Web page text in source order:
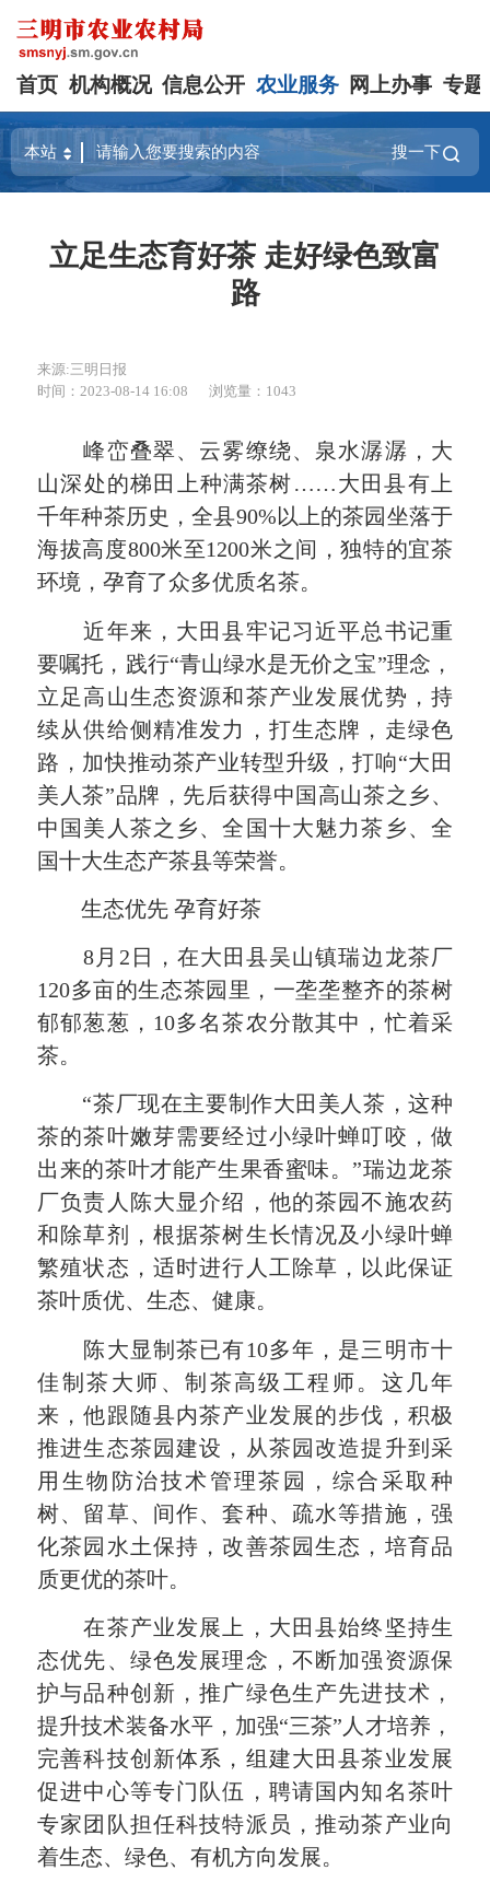
首页 机构概况 信息公开 农业服务 网上办事 专题
搜一下
立足生态育好茶 走好绿色致富
路
来源:三明日报
时间：2023-08-14 16:08
浏览量：1043
峰峦叠翠、云雾缭绕、泉水潺潺，大
山深处的梯田上种满茶树……大田县有上
千年种茶历史，全县90%以上的茶园坐落于
海拔高度800米至1200米之间，独特的宜茶
环境，孕育了众多优质名茶。
近年来，大田县牢记习近平总书记重
要嘱托，践行“青山绿水是无价之宝”理念，
立足高山生态资源和茶产业发展优势，持
续从供给侧精准发力，打生态牌，走绿色
路，加快推动茶产业转型升级，打响“大田
美人茶”品牌，先后获得中国高山茶之乡、
中国美人茶之乡、全国十大魅力茶乡、全
国十大生态产茶县等荣誉。
生态优先 孕育好茶
8月2日，在大田县吴山镇瑞边龙茶厂
120多亩的生态茶园里，一垄垄整齐的茶树
郁郁葱葱，10多名茶农分散其中，忙着采
茶。
“茶厂现在主要制作大田美人茶，这种
茶的茶叶嫩芽需要经过小绿叶蝉叮咬，做
出来的茶叶才能产生果香蜜味。”瑞边龙茶
厂负责人陈大显介绍，他的茶园不施农药
和除草剂，根据茶树生长情况及小绿叶蝉
繁殖状态，适时进行人工除草，以此保证
茶叶质优、生态、健康。
陈大显制茶已有10多年，是三明市十
佳制茶大师、制茶高级工程师。这几年
来，他跟随县内茶产业发展的步伐，积极
推进生态茶园建设，从茶园改造提升到采
用生物防治技术管理茶园，综合采取种
树、留草、间作、套种、疏水等措施，强
化茶园水土保持，改善茶园生态，培育品
质更优的茶叶。
在茶产业发展上，大田县始终坚持生
态优先、绿色发展理念，不断加强资源保
护与品种创新，推广绿色生产先进技术，
提升技术装备水平，加强“三茶”人才培养，
完善科技创新体系，组建大田县茶业发展
促进中心等专门队伍，聘请国内知名茶叶
专家团队担任科技特派员，推动茶产业向
着生态、绿色、有机方向发展。